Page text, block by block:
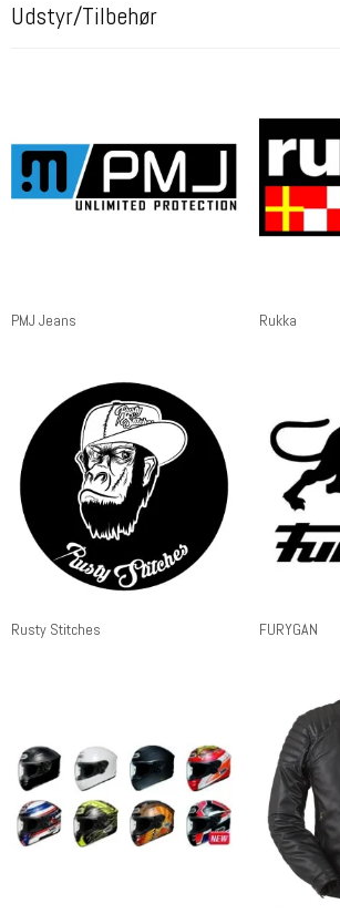
Udstyr/Tilbehør
PMJ Jeans Rukka
Rusty Stitches FURYGAN